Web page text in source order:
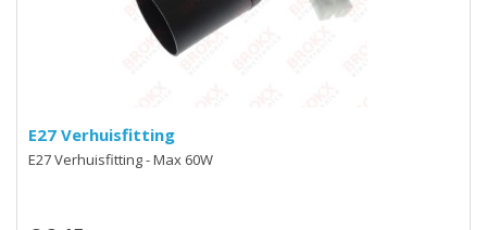
E27 Verhuisfitting
E27 Verhuisfitting - Max 60W